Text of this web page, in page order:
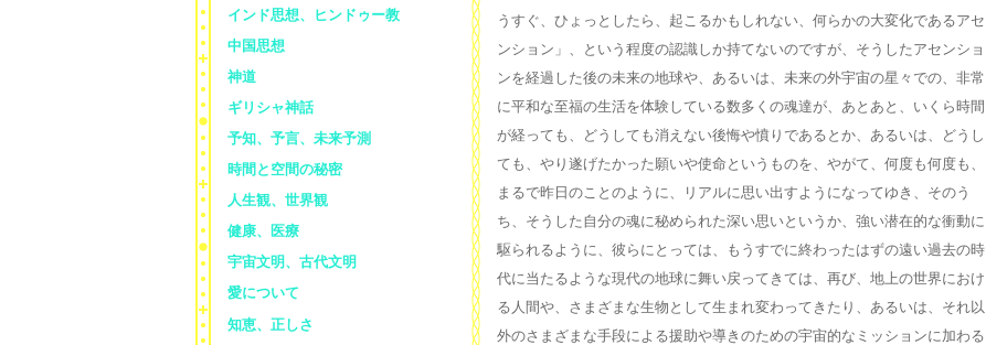
うすぐ、ひょっとしたら、起こるかもしれない、何らかの大変化であるアセ
ンション」、という程度の認識しか持てないのですが、そうしたアセンショ
ンを経過した後の未来の地球や、あるいは、未来の外宇宙の星々での、非常
に平和な至福の生活を体験している数多くの魂達が、あとあと、いくら時間
が経っても、どうしても消えない後悔や憤りであるとか、あるいは、どうし
ても、やり遂げたかった願いや使命というものを、やがて、何度も何度も、
まるで昨日のことのように、リアルに思い出すようになってゆき、そのう
ち、そうした自分の魂に秘められた深い思いというか、強い潜在的な衝動に
駆られるように、彼らにとっては、もうすでに終わったはずの遠い過去の時
代に当たるような現代の地球に舞い戻ってきては、再び、地上の世界におけ
る人間や、さまざまな生物として生まれ変わってきたり、あるいは、それ以
外のさまざまな手段による援助や導きのための宇宙的なミッションに加わる
インド思想、ヒンドゥー教
中国思想
神道
ギリシャ神話
予知、予言、未来予測
時間と空間の秘密
人生観、世界観
健康、医療
宇宙文明、古代文明
愛について
知恵、正しさ